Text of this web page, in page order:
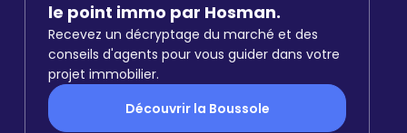
le point immo par Hosman.
Recevez un décryptage du marché et des
conseils d'agents pour vous guider dans votre
projet immobilier.
Découvrir la Boussole